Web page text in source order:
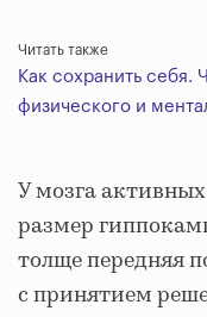
Читать также
Как сохранить себя.
физического и
У мозга
размер
толще передняя
с принятием